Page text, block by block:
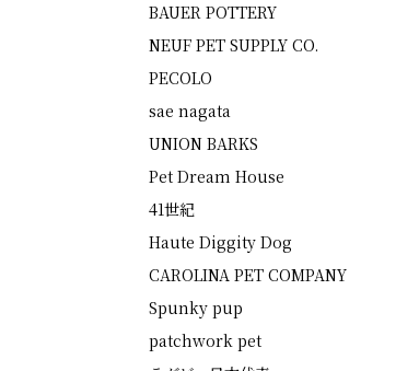
BAUER POTTERY
NEUF PET SUPPLY CO.
PECOLO
sae nagata
UNION BARKS
Pet Dream House
41世紀
Haute Diggity Dog
CAROLINA PET COMPANY
Spunky pup
patchwork pet